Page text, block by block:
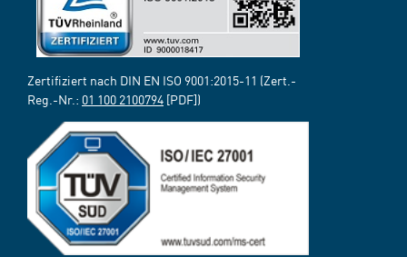
Zertifiziert nach DIN EN ISO 9001:2015-11 (Zert.-
Reg.-Nr.: 01 100 2100794 [PDF])